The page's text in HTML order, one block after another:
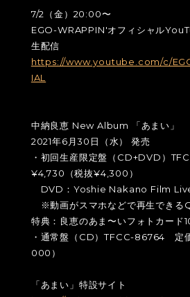
7/2（金）20:00〜
EGO-WRAPPIN'オフィシャル
生配信
https://www.youtube.com/c/
IAL
中納良恵 New Album 「あまい」
2021年6月30日（水） 発売
・初回生産限定盤（CD+DVD）
¥4,730（税抜¥4,300）
DVD：Yoshie Nakano Film
※動画がスマホなどで再生できる
特典：良恵のあま〜いフォトカード
・通常盤（CD）TFCC-86764 定
000）
「あまい」特設サイト